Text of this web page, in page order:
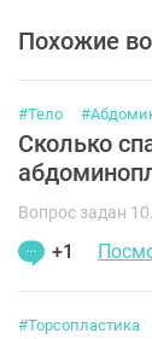
Похожие
#Тело
Сколько
Вопрос задан
+1
#Торсопластика